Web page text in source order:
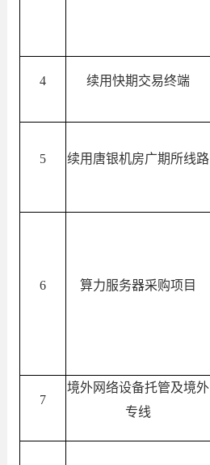
4 续用快期交易终端
5 续用唐银机房广期所线路
6 算力服务器采购项目
7
境外网络设备托管及境外
专线